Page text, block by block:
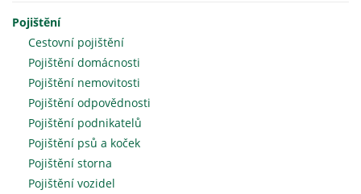
Pojištění
Cestovní pojištění
Pojištění domácnosti
Pojištění nemovitosti
Pojištění odpovědnosti
Pojištění podnikatelů
Pojištění psů a koček
Pojištění storna
Pojištění vozidel